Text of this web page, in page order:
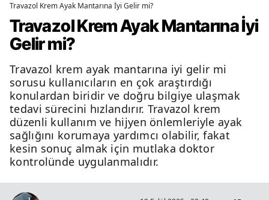
Travazol Krem Ayak Mantarına İyi Gelir mi?
Travazol Krem Ayak Mantarına İyi
Gelir mi?
Travazol krem ayak mantarına iyi gelir mi
sorusu kullanıcıların en çok araştırdığı
konulardan biridir ve doğru bilgiye ulaşmak
tedavi sürecini hızlandırır. Travazol krem
düzenli kullanım ve hijyen önlemleriyle ayak
sağlığını korumaya yardımcı olabilir, fakat
kesin sonuç almak için mutlaka doktor
kontrolünde uygulanmalıdır.